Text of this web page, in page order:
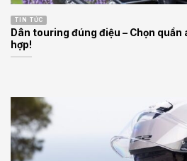
TIN TỨC
Dân touring đúng điệu – Chọn quần
hợp!